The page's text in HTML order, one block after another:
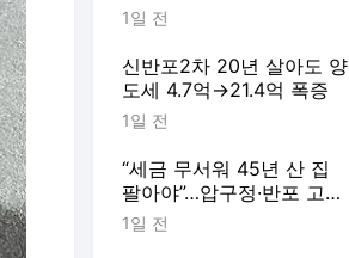
1일 전
신반포2차 20년 살아도 양
도세 4.7억→21.4억 폭증
1일 전
“세금 무서워 45년 산 집
팔아야”…압구정·반포 고령
층 울분
1일 전